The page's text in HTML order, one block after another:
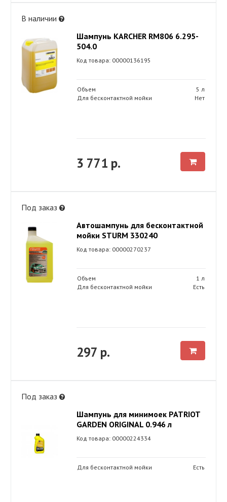
В наличии
Шампунь KARСHER RM806 6.295-
504.0
Код товара: 00000136195
Объем
5 л
Для бесконтактной мойки
Нет
3 771 р.
Под заказ
Автошампунь для бесконтактной
мойки STURM 330240
Код товара: 00000270237
Объем
1 л
Для бесконтактной мойки
Есть
297 р.
Под заказ
Шампунь для минимоек PATRIOT
GARDEN ORIGINAL 0.946 л
Код товара: 00000224334
Для бесконтактной мойки Есть